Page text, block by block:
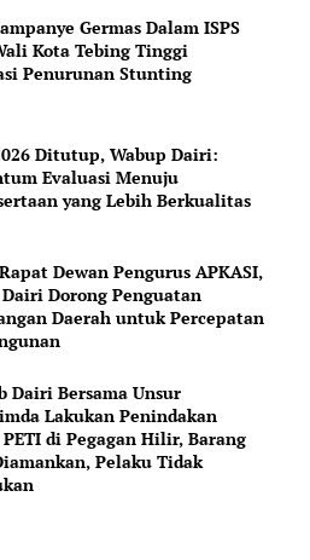
Germas Dalam ISPS
Kota Tebing Tinggi
Penurunan Stunting
Ditutup, Wabup Dairi:
Evaluasi Menuju
yang Lebih Berkualitas
Dewan Pengurus APKASI,
Dorong Penguatan
Daerah untuk Percepatan
Dairi Bersama Unsur
Lakukan Penindakan
di Pegagan Hilir, Barang
Pelaku Tidak